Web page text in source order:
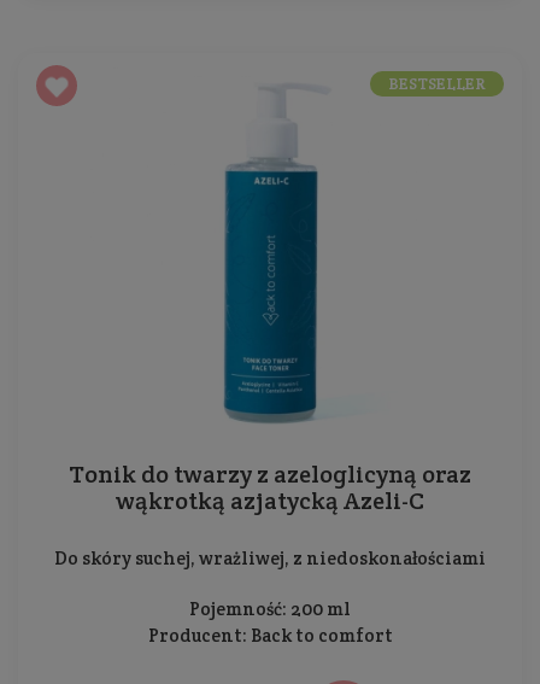
Tonik do twarzy z azeloglicyną oraz
wąkrotką azjatycką Azeli-C
Do skóry suchej, wrażliwej, z niedoskonałościami
Pojemność: 200 ml
Producent: Back to comfort
BESTSELLER